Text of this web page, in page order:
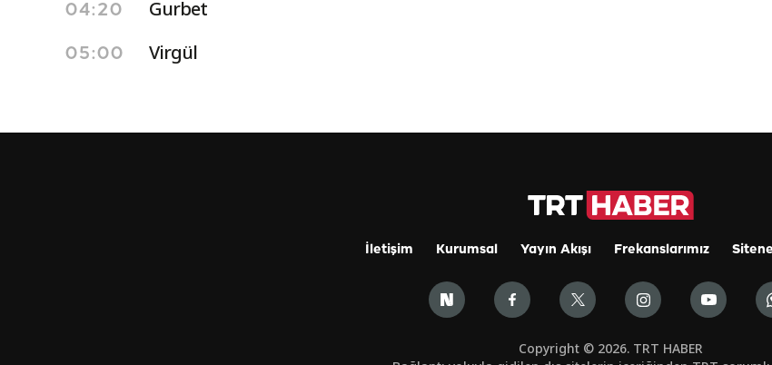
04:20 Gurbet
05:00 Virgül
İletişim Kurumsal Yayın Akışı Frekanslarımız
Copyright © 2026. TRT HABER